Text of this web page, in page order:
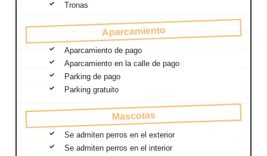
Tronas
Aparcamiento
Aparcamiento de pago
Aparcamiento en la calle de pago
Parking de pago
Parking gratuito
Mascotas
Se admiten perros en el exterior
Se admiten perros en el interior